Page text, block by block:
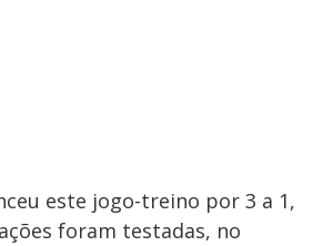
este jogo-treino por 3 a 1,
foram testadas, no